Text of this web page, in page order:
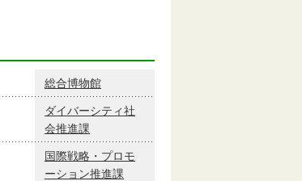
総合博物館
ダイバーシティ社
会推進課
国際戦略・プロモ
ーション推進課